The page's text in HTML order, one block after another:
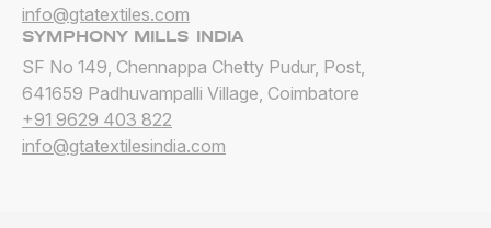
info@gtatextiles.com
SYMPHONY MILLS INDIA
SF No 149, Chennappa Chetty Pudur, Post,
641659 Padhuvampalli Village, Coimbatore
+91 9629 403 822
info@gtatextilesindia.com